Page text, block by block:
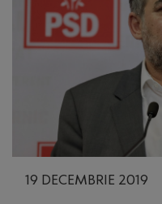
19 DECEMBRIE 2019